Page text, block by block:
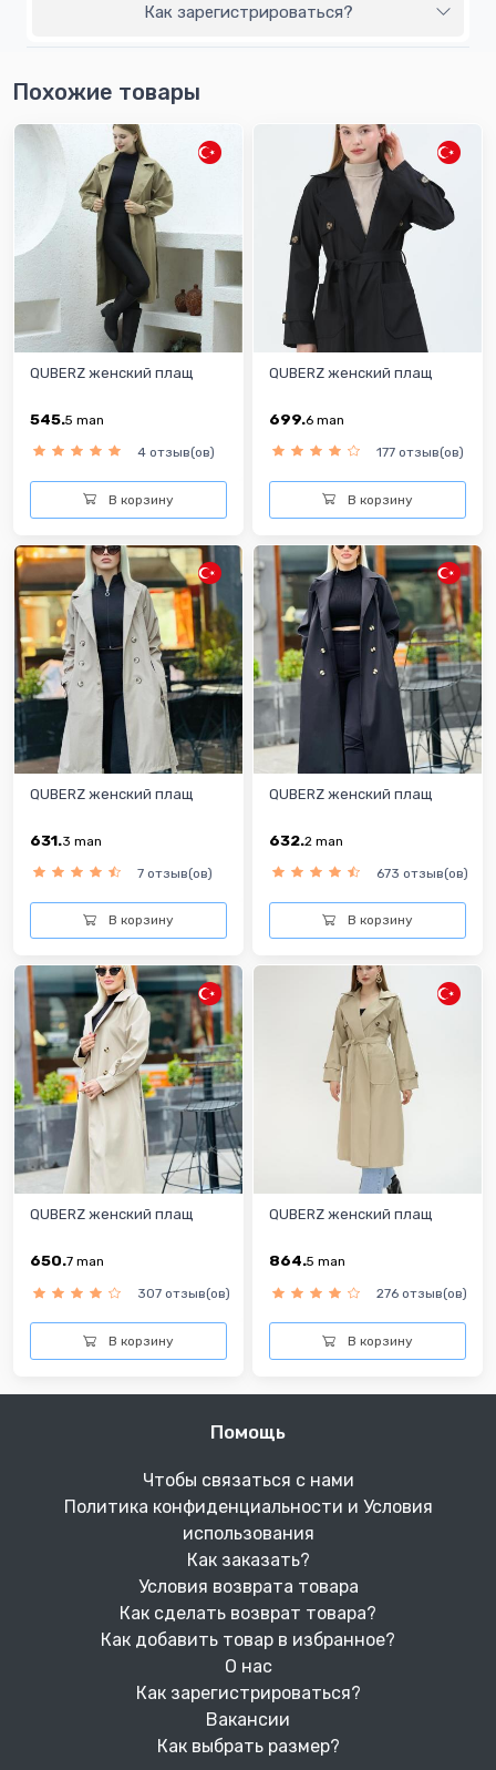
Как зарегистрироваться?
Похожие товары
QUBERZ женский плащ
545.5 man
4 отзыв(ов)
В корзину
QUBERZ женский плащ
699.6 man
177 отзыв(ов)
В корзину
QUBERZ женский плащ
631.3 man
7 отзыв(ов)
В корзину
QUBERZ женский плащ
632.2 man
673 отзыв(ов)
В корзину
QUBERZ женский плащ
650.7 man
307 отзыв(ов)
В корзину
QUBERZ женский плащ
864.5 man
276 отзыв(ов)
В корзину
Помощь
Чтобы связаться с нами
Политика конфиденциальности и Условия
использования
Как заказать?
Условия возврата товара
Как сделать возврат товара?
Как добавить товар в избранное?
О нас
Как зарегистрироваться?
Вакансии
Как выбрать размер?